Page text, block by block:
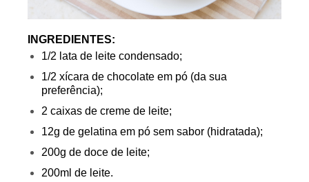
INGREDIENTES:
1/2 lata de leite condensado;
1/2 xícara de chocolate em pó (da sua
preferência);
2 caixas de creme de leite;
12g de gelatina em pó sem sabor (hidratada);
200g de doce de leite;
200ml de leite.